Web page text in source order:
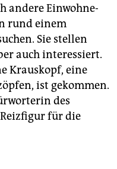
andere Ein­woh­ne­
rund einem
Sie stellen
auch interessiert.
Krauskopf, eine
ist gekommen.
des
für die